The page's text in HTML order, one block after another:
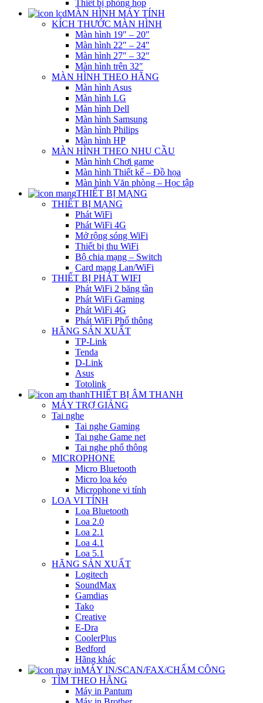
Thiết bị phòng họp
MÀN HÌNH MÁY TÍNH
KÍCH THƯỚC MÀN HÌNH
Màn hình 19″ – 20″
Màn hình 22″ – 24″
Màn hình 27″ – 32″
Màn hình trên 32″
MÀN HÌNH THEO HÃNG
Màn hình Asus
Màn hình LG
Màn hình Dell
Màn hình Samsung
Màn hình Philips
Màn hình HP
MÀN HÌNH THEO NHU CẦU
Màn hình Chơi game
Màn hình Thiết kế – Đồ họa
Màn hình Văn phòng – Học tập
THIẾT BỊ MẠNG
THIẾT BỊ MẠNG
Phát WiFi
Phát WiFi 4G
Mở rộng sóng WiFi
Thiết bị thu WiFi
Bộ chia mạng – Switch
Card mạng Lan/WiFi
THIẾT BỊ PHÁT WIFI
Phát WiFi 2 băng tần
Phát WiFi Gaming
Phát WiFi 4G
Phát WiFi Phổ thông
HÃNG SẢN XUẤT
TP-Link
Tenda
D-Link
Asus
Totolink
THIẾT BỊ ÂM THANH
MÁY TRỢ GIẢNG
Tai nghe
Tai nghe Gaming
Tai nghe Game net
Tai nghe phổ thông
MICROPHONE
Micro Bluetooth
Micro loa kéo
Microphone vi tính
LOA VI TÍNH
Loa Bluetooth
Loa 2.0
Loa 2.1
Loa 4.1
Loa 5.1
HÃNG SẢN XUẤT
Logitech
SoundMax
Gamdias
Tako
Creative
E-Dra
CoolerPlus
Bedford
Hãng khác
MÁY IN/SCAN/FAX/CHẤM CÔNG
TÌM THEO HÃNG
Máy in Pantum